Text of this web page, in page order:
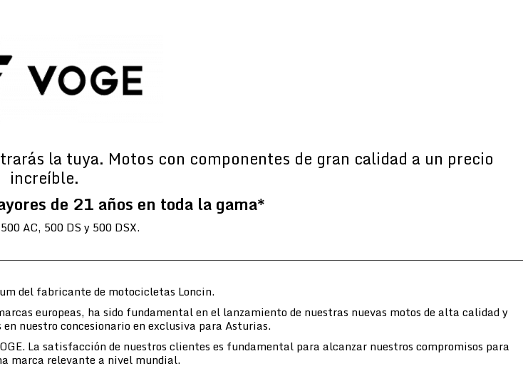
la tuya. Motos con componentes de gran calidad a un precio
increíble.
de 21 años en toda la gama*
AC, 500 DS y 500 DSX.
del fabricante de motocicletas Loncin.
europeas, ha sido fundamental en el lanzamiento de nuestras nuevas motos de alta calidad y
nuestro concesionario en exclusiva para Asturias.
La satisfacción de nuestros clientes es fundamental para alcanzar nuestros compromisos para
marca relevante a nivel mundial.